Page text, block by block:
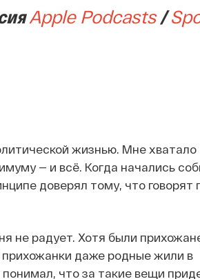
Apple Podcasts/
жизнью. Мне хватало
— и всё. Когда начались
доверял тому, что говорят
не радует. Хотя были
даже родные жили в
что за такие вещи